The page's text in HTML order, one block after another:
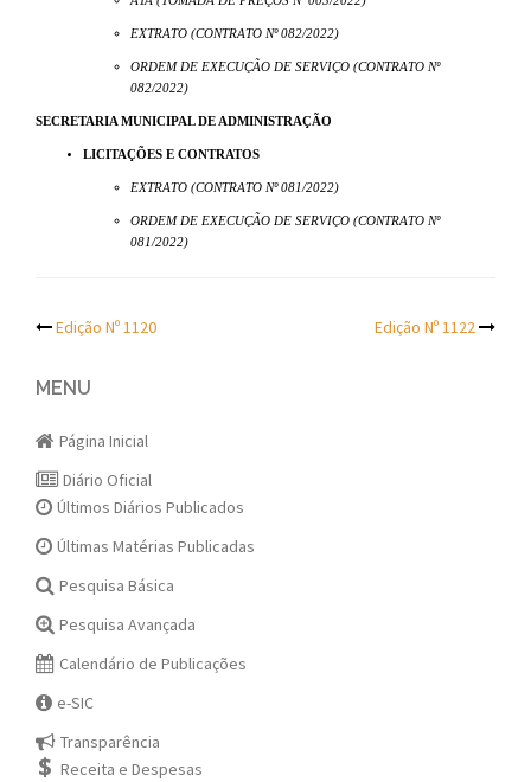
EXTRATO (CONTRATO Nº 082/2022)
ORDEM DE EXECUÇÃO DE SERVIÇO (CONTRATO Nº
082/2022)
SECRETARIA MUNICIPAL DE ADMINISTRAÇÃO
LICITAÇÕES E CONTRATOS
EXTRATO (CONTRATO Nº 081/2022)
ORDEM DE EXECUÇÃO DE SERVIÇO (CONTRATO Nº
081/2022)
Post
navigation
Edição Nº 1120 Edição Nº 1122
MENU
Página Inicial
Diário Oficial
Últimos Diários Publicados
Últimas Matérias Publicadas
Pesquisa Básica
Pesquisa Avançada
Calendário de Publicações
e-SIC
Transparência
Receita e Despesas